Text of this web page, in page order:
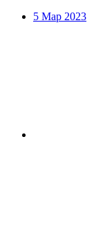
5 Мар 2023